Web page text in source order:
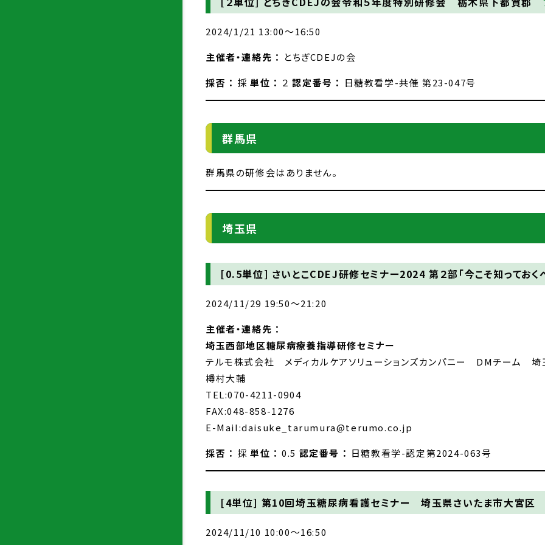
2024/1/21 13:00～16:50
主催者・連絡先 ： とちぎCDEJの会
採否 ： 採単位 ： ２認定番号 ： 日糖教看学-共催 第23-047号
群馬県
群馬県の研修会はありません。
埼玉県
[0.5単位] さいとこCDEJ研修セミナー2024 第２部「今こそ知ってお
2024/11/29 19:50～21:20
主催者・連絡先 ：
埼玉西部地区糖尿病療養指導研修セミナー
テルモ株式会社 メディカルケアソリューションズカンパニー DMチーム 埼
樽村大輔
TEL:070-4211-0904
FAX:048-858-1276
E-Mail:daisuke_tarumura@terumo.co.jp
採否 ： 採単位 ：0.5 認定番号 ： 日糖教看学-認定第2024-063号
[4単位] 第10回埼玉糖尿病看護セミナー 埼玉県さいたま市大宮区
2024/11/10 10:00～16:50